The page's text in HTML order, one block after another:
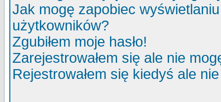
Jak mogę zapobiec
użytkowników?
Zgubiłem moje hasło!
Zarejestrowałem się ale nie
Rejestrowałem się kiedyś ale